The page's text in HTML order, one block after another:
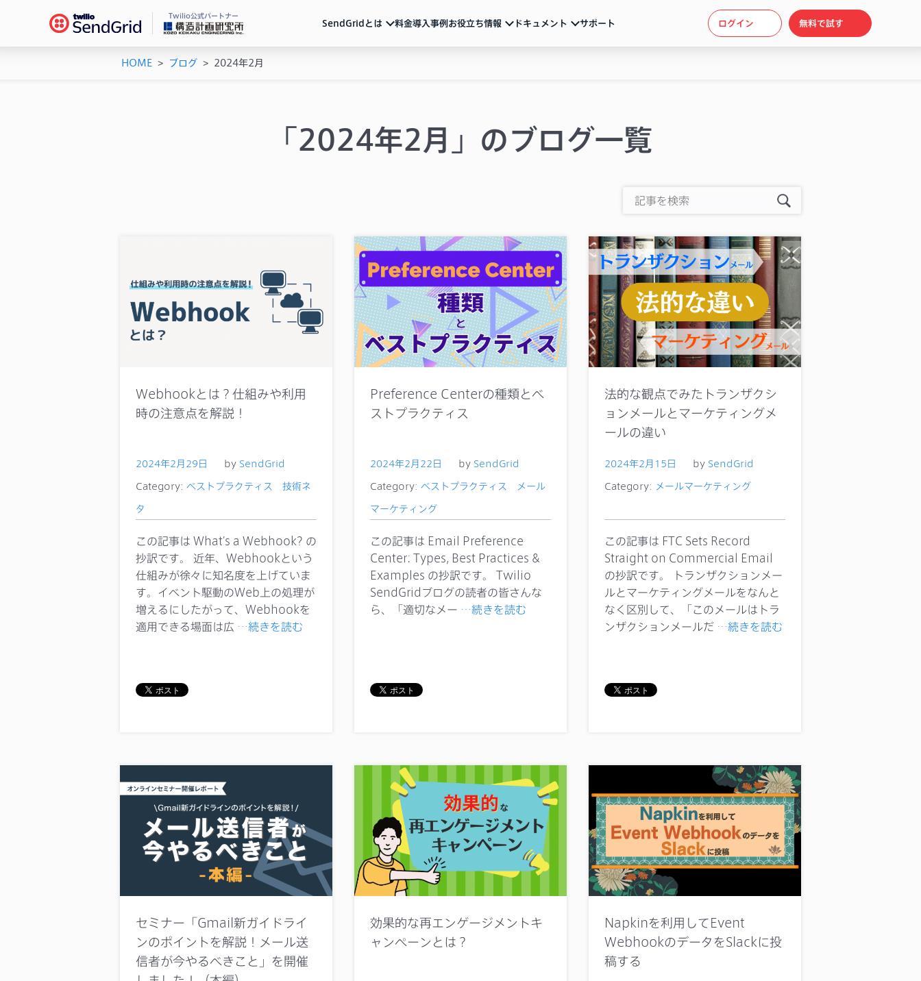
Twilio公式パートナー
SendGridとは
機能一覧
料金導入事例お役立ち情報
サービス紹介動画や運用のポイントをまとめた ウェビナーなど
ブログ
ドキュメント
APIリファレンス
サポート ログイン 無料で試す
HOME > ブログ > 2024年2月
「2024年2月」のブログ一覧
Webhookとは？仕組みや利用
時の注意点を解説！
2024年2月29日 by SendGrid
Category: ベストプラクティス
技術ネ
タ
この記事は What’s a Webhook? の
抄訳です。 近年、Webhookという
仕組みが徐々に知名度を上げていま
す。イベント駆動のWeb上の処理が
増えるにしたがって、Webhookを
適用できる場面は広 …続きを読む
Preference Centerの種類とベ
ストプラクティス
2024年2月22日 by SendGrid
Category: ベストプラクティス
メール
マーケティング
この記事は Email Preference
Center: Types, Best Practices &
Examples の抄訳です。 Twilio
SendGridブログの読者の皆さんな
ら、「適切なメー …続きを読む
法的な観点でみたトランザクシ
ョンメールとマーケティングメ
ールの違い
2024年2月15日 by SendGrid
Category: メールマーケティング
この記事は FTC Sets Record
Straight on Commercial Email
の抄訳です。 トランザクションメー
ルとマーケティングメールをなんと
なく区別して、「このメールはトラ
ンザクションメールだ …続きを読む
セミナー「Gmail新ガイドライ
ンのポイントを解説！メール送
信者が今やるべきこと」を開催
効果的な再エンゲージメントキ
ャンペーンとは？
Napkinを利用してEvent
WebhookのデータをSlackに投
稿する